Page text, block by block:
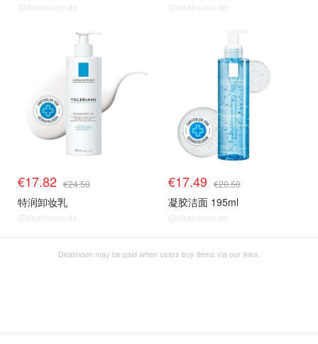
@dealmoon.de @dealmoon.de
€17.82 €24.50
特润卸妆乳
@dealmoon.de
€17.49 €20.50
凝胶洁面 195ml
@dealmoon.de
Dealmoon may be paid when users buy items via our links.